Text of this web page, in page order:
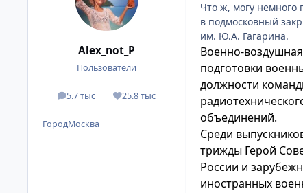
Alex_not_P
Пользователи
5.7 тыс
сообщения25.8 тыс
Репутация
ГородМосква
Что ж, могу немного
в подмосковный
им. Ю.А. Гагарина.
Военно-
подготовки
должности
объединений.
Среди
трижды Герой
России и
иностранных